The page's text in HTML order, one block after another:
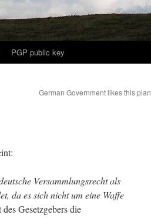
PGP public key
German Government likes this plan
Versammlungsrecht als
da es sich nicht um eine Waffe
Gesetzgebers die